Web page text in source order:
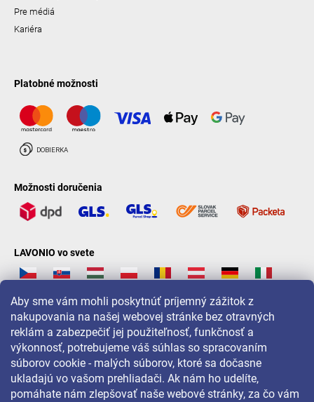
Aby sme vám mohli poskytnúť príjemný zážitok z
nakupovania na našej webovej stránke bez otravných
reklám a zabezpečiť jej použiteľnosť, funkčnosť a
výkonnosť, potrebujeme váš súhlas so spracovaním
súborov cookie - malých súborov, ktoré sa dočasne
ukladajú vo vašom prehliadači. Ak nám ho udelíte,
pomáhate nám zlepšovať naše webové stránky, za čo vám
Pre médiá
Kariéra
Platobné možnosti
Možnosti doručenia
LAVONIO vo svete
Pre akcie, súťaže a zľavy nás sledujte na: